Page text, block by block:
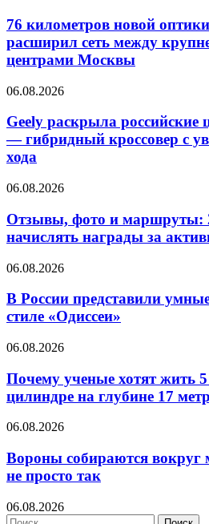
76 километров новой
расширил сеть между
центрами Москвы
06.08.2026
Geely раскрыла
— гибридный кроссовер с
хода
06.08.2026
Отзывы, фото и маршруты:
начислять награды за
06.08.2026
В России представили
стиле «Одиссеи»
06.08.2026
Почему ученые хотят жить
цилиндре на глубине 17
06.08.2026
Вороны собираются вокруг
не просто так
06.08.2026
Найти: